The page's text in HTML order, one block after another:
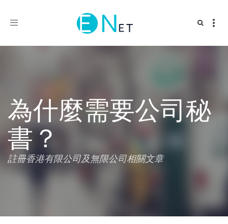
Toggle
為什麼需要公司秘
書？
註冊香港有限公司及無限公司相關文章